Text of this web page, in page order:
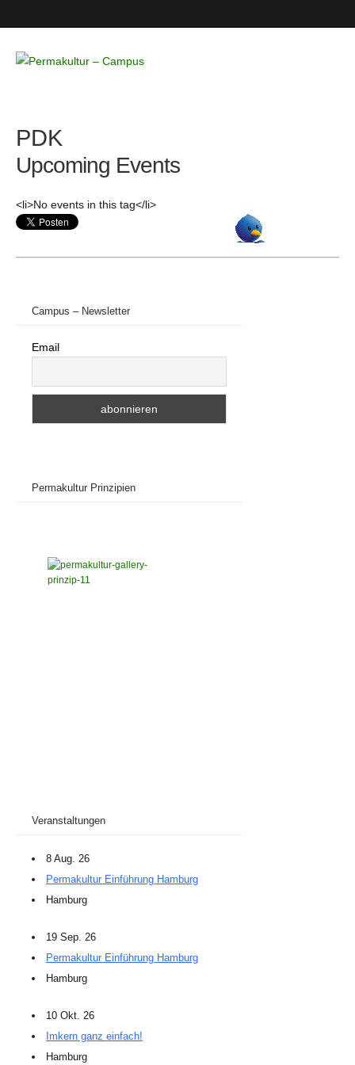
– Campus
PDK
Upcoming Events
<li>No events in this tag</li>
Campus – Newsletter
Email
Permakultur Prinzipien
Veranstaltungen
8 Aug. 26
Permakultur Einführung Hamburg
Hamburg
19 Sep. 26
Permakultur Einführung Hamburg
Hamburg
10 Okt. 26
Imkern ganz einfach!
Hamburg